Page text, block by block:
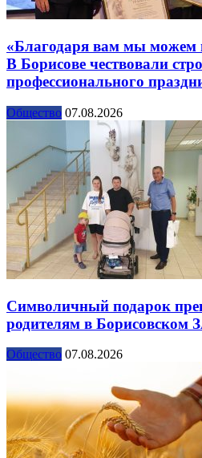
«Благодаря вам мы можем
В Борисове чествовали
профессионального
Общество 07.08.2026
Символичный подарок
родителям в Борисовском
Общество 07.08.2026